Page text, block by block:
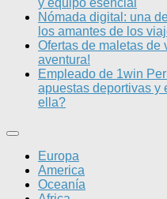
y equipo esencial
Nómada digital: una
los amantes de los
Ofertas de maletas de
aventura!
Empleado de 1win
apuestas deportivas y
ella?
Europa
America
Oceanía